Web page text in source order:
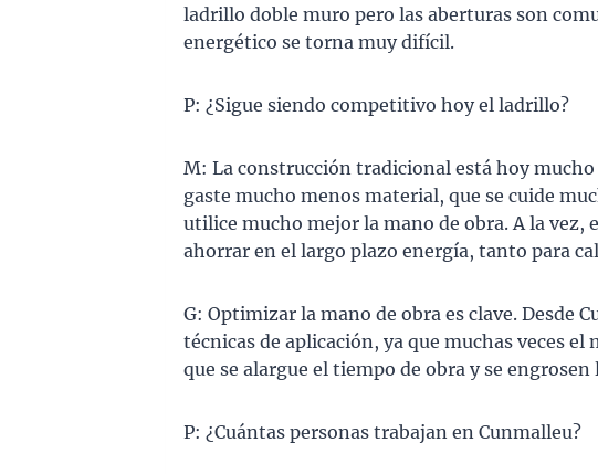
ladrillo doble muro pero las aberturas son
energético se torna muy difícil.
P: ¿Sigue siendo competitivo hoy el ladrillo?
M: La construcción tradicional está hoy mucho
gaste mucho menos material, que se cuide
utilice mucho mejor la mano de obra. A la
ahorrar en el largo plazo energía, tanto para
G: Optimizar la mano de obra es clave. Desde
técnicas de aplicación, ya que muchas veces
que se alargue el tiempo de obra y se engrosen
P: ¿Cuántas personas trabajan en Cunmalleu?